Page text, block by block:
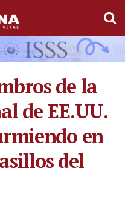
de la
de EE.UU.
en
del